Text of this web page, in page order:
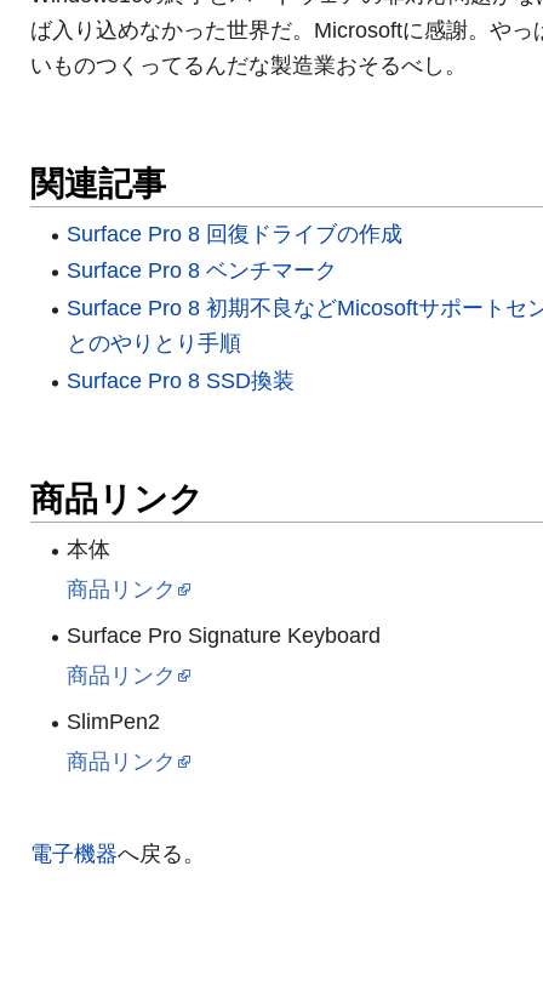
ば入り込めなかった世界だ。Microsoftに感謝。やっ
いものつくってるんだな製造業おそるべし。
関連記事
Surface Pro 8 回復ドライブの作成
Surface Pro 8 ベンチマーク
Surface Pro 8 初期不良などMicosoftサポートセ
とのやりとり手順
Surface Pro 8 SSD換装
商品リンク
本体
商品リンク
Surface Pro Signature Keyboard
商品リンク
SlimPen2
商品リンク
電子機器へ戻る。